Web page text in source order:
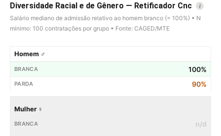
Diversidade Racial e de Gênero — Retificador Cnc i
Salário mediano de admissão relativo ao homem branco (= 100%) • N
mínimo: 100 contratações por grupo • Fonte: CAGED/MTE
Homem ♂
100%
90%
Mulher ♀
n/d